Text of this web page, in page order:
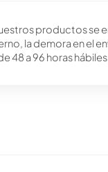
productos se
la demora en el
48 a 96 horas